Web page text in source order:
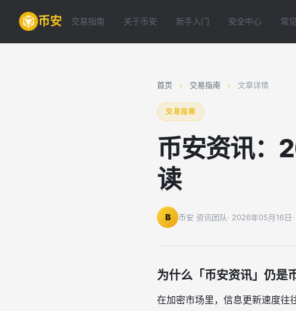
币安 交易指南 关于币安 新手入门 安全中心 常
首页 › 交易指南 › 文章详情
交易指南
币安资讯：
读
B 币安 资讯团队· 2026年05月16日
为什么「币安资讯」仍是
在加密市场里，信息更新速度往